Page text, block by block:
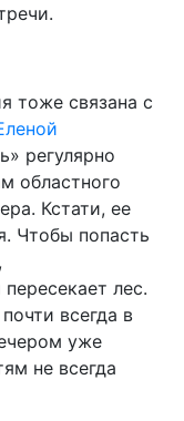
тоже связана с
регулярно
областного
Кстати, ее
Чтобы попасть
лес.
всегда в
уже
не всегда